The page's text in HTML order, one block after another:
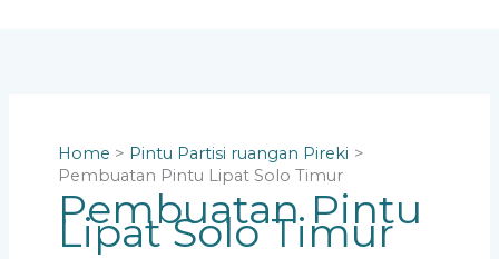
Home
Pintu Partisi ruangan Pireki
Pembuatan Pintu Lipat Solo Timur
Pembuatan Pintu
Lipat Solo Timur